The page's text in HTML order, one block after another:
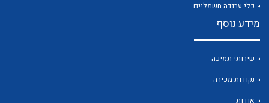
כלי עבודה חשמליים
מידע נוסף
שירותי תמיכה
נקודות מכירה
אודות